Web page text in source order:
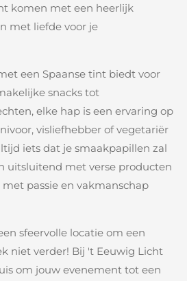
komen met een heerlijk
met liefde voor je
een Spaanse tint biedt voor
snacks tot
elke hap is een ervaring op
visliefhebber of vegetariër
iets dat je smaakpapillen zal
uitsluitend met verse producten
passie en vakmanschap
sfeervolle locatie om een
niet verder! Bij 't Eeuwig Licht
om jouw evenement tot een